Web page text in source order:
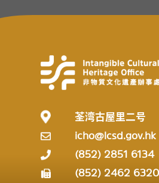
荃湾古屋里二号
icho@lcsd.gov.hk
(852) 2851 6134
(852) 2462